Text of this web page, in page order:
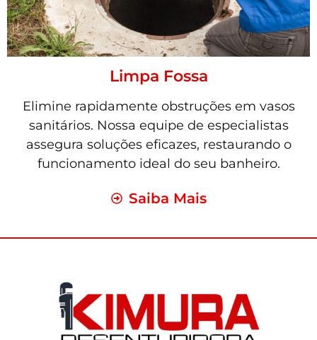
Limpa Fossa
Elimine rapidamente obstruções em vasos
sanitários. Nossa equipe de especialistas
assegura soluções eficazes, restaurando o
funcionamento ideal do seu banheiro.
Saiba Mais